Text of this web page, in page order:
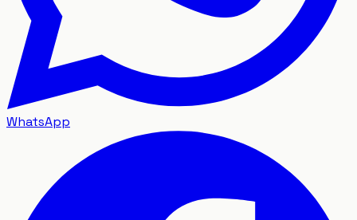
WhatsApp